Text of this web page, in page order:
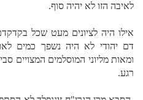
לאיבה הזו לא יהיה סוף.
אילו היה לציונים מעט שכל
דם יהודי לא היה נשפך כמים
ומאות מליוני המוסלמים המצויים
רגע.